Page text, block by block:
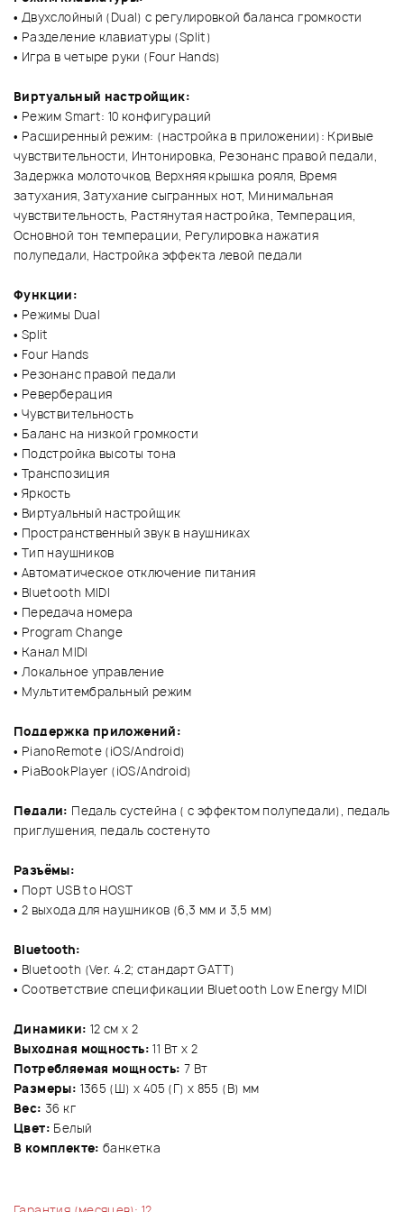
• Двухслойный (Dual) с регулировкой баланса громкости
• Разделение клавиатуры (Split)
• Игра в четыре руки (Four Hands)
Виртуальный настройщик:
• Режим Smart: 10 конфигураций
• Расширенный режим: (настройка в приложении): Кривые
чувствительности, Интонировка, Резонанс правой педали,
Задержка молоточков, Верхняя крышка рояля, Время
затухания, Затухание сыгранных нот, Минимальная
чувствительность, Растянутая настройка, Темперация,
Основной тон темперации, Регулировка нажатия
полупедали, Настройка эффекта левой педали
Функции:
• Режимы Dual
• Split
• Four Hands
• Резонанс правой педали
• Реверберация
• Чувствительность
• Баланс на низкой громкости
• Подстройка высоты тона
• Транспозиция
• Яркость
• Виртуальный настройщик
• Пространственный звук в наушниках
• Тип наушников
• Автоматическое отключение питания
• Bluetooth MIDI
• Передача номера
• Program Change
• Канал MIDI
• Локальное управление
• Мультитембральный режим
Поддержка приложений:
• PianoRemote (iOS/Android)
• PiaBookPlayer (iOS/Android)
Педали: Педаль сустейна ( с эффектом полупедали), педаль
приглушения, педаль состенуто
Разъёмы:
• Порт USB to HOST
• 2 выхода для наушников (6,3 мм и 3,5 мм)
Bluetooth:
• Bluetooth (Ver. 4.2; стандарт GATT)
• Соответствие спецификации Bluetooth Low Energy MIDI
Динамики: 12 см х 2
Выходная мощность:11 Вт х 2
Потребляемая мощность: 7 Вт
Размеры: 1365 (Ш) х 405 (Г) х 855 (В) мм
Вес: 36 кг
Цвет: Белый
В комплекте:банкетка